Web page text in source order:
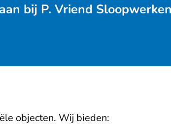
bij P. Vriend
objecten. Wij bieden: